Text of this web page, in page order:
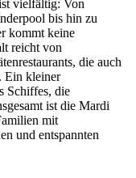
vielfältig: Von
bis hin zu
kommt keine
reicht von
die auch
Ein kleiner
Schiffes, die
ist die Mardi
mit
und entspannten